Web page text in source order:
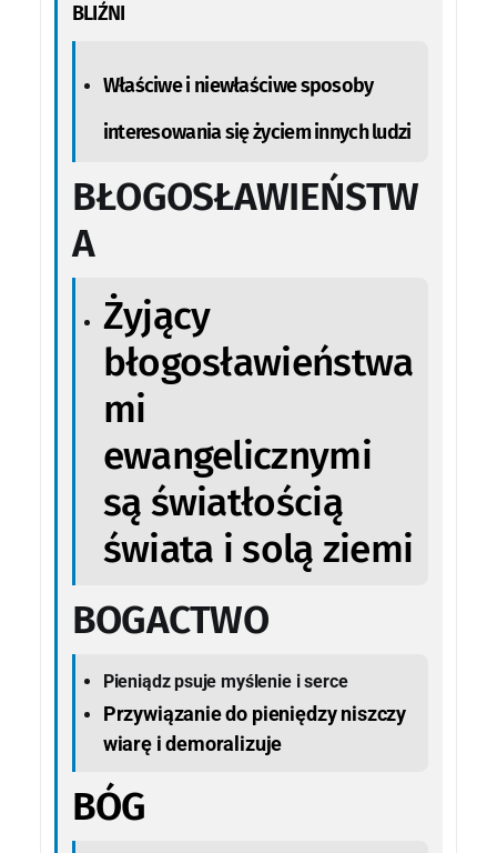
BLIŹNI
Właściwe i niewłaściwe sposoby
interesowania się życiem innych ludzi
BŁOGOSŁAWIEŃSTW
A
Żyjący
błogosławieństwa
mi
ewangelicznymi
są światłością
świata i solą ziemi
BOGACTWO
Pieniądz psuje myślenie i serce
Przywiązanie do pieniędzy niszczy
wiarę i demoralizuje
BÓG